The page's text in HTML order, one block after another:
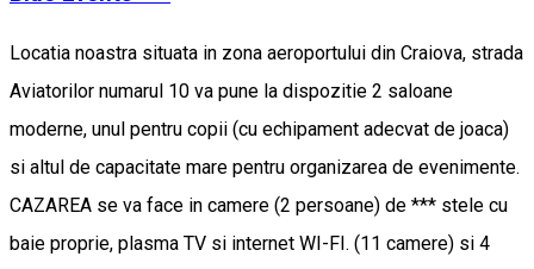
Locatia noastra situata in zona aeroportului din Craiova, strada
Aviatorilor numarul 10 va pune la dispozitie 2 saloane
moderne, unul pentru copii (cu echipament adecvat de joaca)
si altul de capacitate mare pentru organizarea de evenimente.
CAZAREA se va face in camere (2 persoane) de *** stele cu
baie proprie, plasma TV si internet WI-FI. (11 camere) si 4